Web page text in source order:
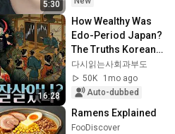
5:30
16:28
How Wealthy Was
Edo-Period Japan?
The Truths Koreans
Don't Know
다시읽는사회과부도
50K
1mo ago
Auto-dubbed
Ramens Explained
FooDiscover